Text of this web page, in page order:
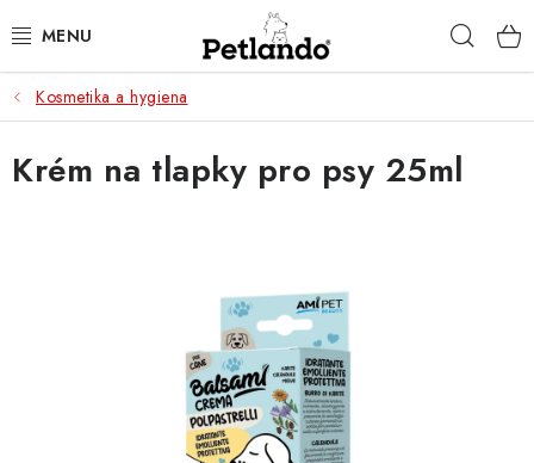
na
PRO PSY
PRO KOČKY
Kosmetika a hygiena
Krém na tlapky pro psy 25ml